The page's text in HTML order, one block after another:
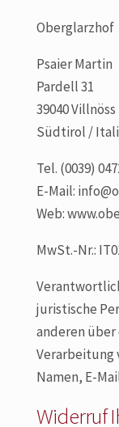
Oberglarzhof
Psaier Martin
Pardell 31
39040 Villnöss
Südtirol /
Tel. (0039)
E-Mail:
Web:
MwSt.-Nr.:
juristische
anderen
Verarbeitung
Namen, E-
Widerruf